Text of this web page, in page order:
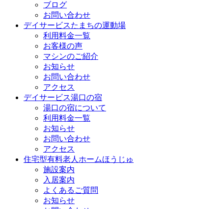
ブログ
お問い合わせ
デイサービスたまちの運動場
利用料金一覧
お客様の声
マシンのご紹介
お知らせ
お問い合わせ
アクセス
デイサービス湯口の宿
湯口の宿について
利用料金一覧
お知らせ
お問い合わせ
アクセス
住宅型有料老人ホームほうじゅ
施設案内
入居案内
よくあるご質問
お知らせ